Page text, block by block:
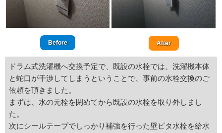
Before After
ドラム式洗濯機へ交換予定で、既設の水栓では、洗濯機本体
と蛇口が干渉してしまうということで、事前の水栓交換のご
依頼を頂きました。
まずは、水の元栓を閉めてから既設の水栓を取り外しまし
た。
次にシールテープでしっかり補強を行った壁ピタ水栓を給水